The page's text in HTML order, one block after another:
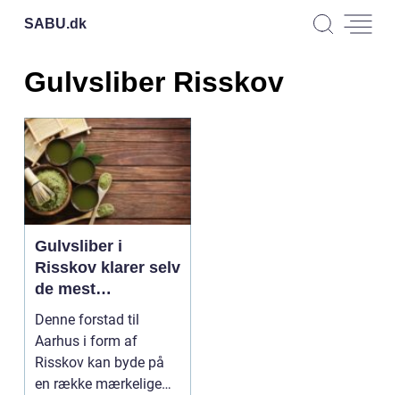
SABU.dk
Gulvsliber Risskov
Gulvsliber i
Risskov klarer selv
de mest
ufremkommelige
opgaver
Denne forstad til
Aarhus i form af
Risskov kan byde på
en række mærkelige